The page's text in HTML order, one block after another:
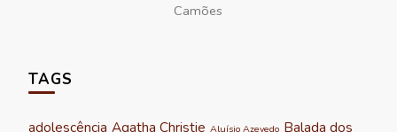
Camões
TAGS
adolescência Agatha Christie Aluísio Azevedo Balada dos